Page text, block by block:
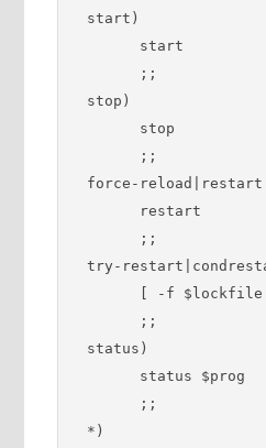
start)
start
;;
stop)
stop
;;
force-
restart
;;
try-
[ -f $lockfile ]
;;
status)
status $prog
;;
*)